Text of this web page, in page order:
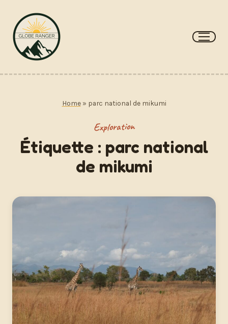
contenu
Home» parc national de mikumi
Exploration
Étiquette : parc national
de mikumi